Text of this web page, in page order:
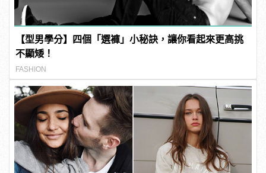
【型男學分】四個「選褲」小秘訣，讓你看起來更高挑
不顯矮！
FASHION